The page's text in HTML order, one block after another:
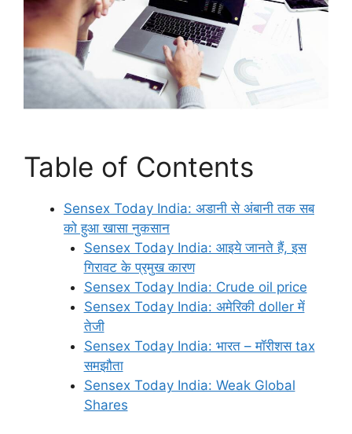
Table of Contents
Sensex Today India: अडानी से अंबानी तक सब
को हुआ खासा नुकसान
Sensex Today India: आइये जानते हैं, इस
गिरावट के प्रमुख कारण
Sensex Today India: Crude oil price
Sensex Today India: अमेरिकी doller में
तेजी
Sensex Today India: भारत – मॉरीशस tax
समझौता
Sensex Today India: Weak Global
Shares